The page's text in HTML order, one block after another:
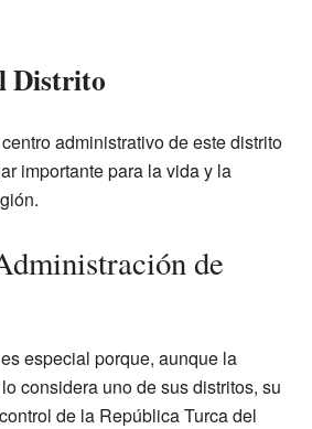
Distrito
administrativo de este distrito
importante para la vida y la
de
especial porque, aunque la
considera uno de sus distritos, su
de la República Turca del